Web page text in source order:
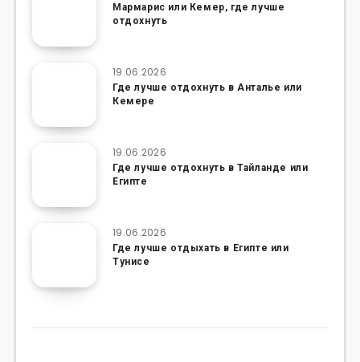
Мармарис или Кемер, где лучше
отдохнуть
19.06.2026
Где лучше отдохнуть в Анталье или
Кемере
19.06.2026
Где лучше отдохнуть в Тайланде или
Египте
19.06.2026
Где лучше отдыхать в Египте или
Тунисе